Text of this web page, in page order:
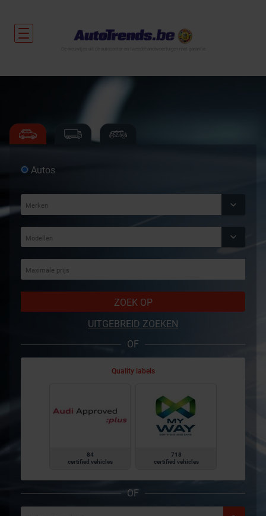
Autos
ZOEK OP
UITGEBREID ZOEKEN
OF
Quality labels
84
certified vehicles
718
certified vehicles
OF